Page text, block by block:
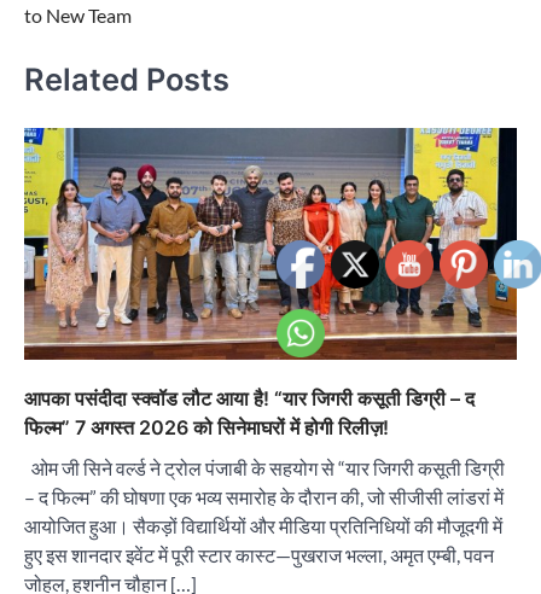
to New Team
Related Posts
आपका पसंदीदा स्क्वॉड लौट आया है! “यार जिगरी कसूती डिग्री – द
फिल्म” 7 अगस्त 2026 को सिनेमाघरों में होगी रिलीज़!
ओम जी सिने वर्ल्ड ने ट्रोल पंजाबी के सहयोग से “यार जिगरी कसूती डिग्री
– द फिल्म” की घोषणा एक भव्य समारोह के दौरान की, जो सीजीसी लांडरां में
आयोजित हुआ। सैकड़ों विद्यार्थियों और मीडिया प्रतिनिधियों की मौजूदगी में
हुए इस शानदार इवेंट में पूरी स्टार कास्ट—पुखराज भल्ला, अमृत एम्बी, पवन
जोहल, हशनीन चौहान […]